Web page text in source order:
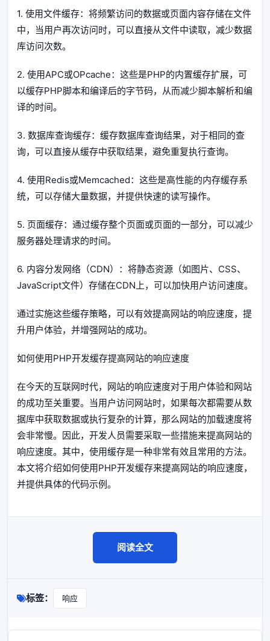
1. 使用文件缓存：将频繁访问的数据或页面内容存储在文件
中，当用户再次访问时，可以直接从文件中读取，减少数据
库访问次数。
2. 使用APC或OPcache：这些是PHP的内置缓存扩展，可
以缓存PHP脚本和编译后的字节码，从而减少脚本解析和编
译的时间。
3. 数据库查询缓存：缓存数据库查询结果，对于相同的查
询，可以直接从缓存中获取结果，避免重复执行查询。
4. 使用Redis或Memcached：这些是高性能的内存缓存系
统，可以存储大量数据，并提供快速的读写操作。
5. 页面缓存：通过缓存整个页面或页面的一部分，可以减少
服务器处理请求的时间。
6. 内容分发网络（CDN）：将静态资源（如图片、CSS、
JavaScript文件）存储在CDN上，可以加快用户访问速度。
通过实施这些缓存策略，可以有效提高网站的响应速度，提
升用户体验，并增强网站的成功。
如何使用PHP开发缓存提高网站的响应速度
在今天的互联网时代，网站的响应速度对于用户体验和网站
的成功至关重要。当用户访问网站时，如果每次都需要从数
据库中获取数据或执行复杂的计算，那么网站的加载速度将
会非常慢。因此，开发人员需要采取一些措施来提高网站的
响应速度。其中，使用缓存是一种非常有效且常用的方法。
本文将介绍如何使用PHP开发缓存来提高网站的响应速度，
并提供具体的代码示例。
阅读全文
标签： 响应